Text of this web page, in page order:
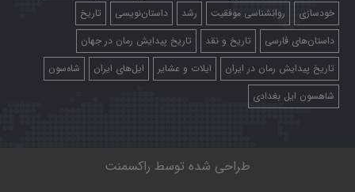
خودسازی
روانشناسی موفقیت رشد داستان‌نویسی
تاریخ
داستان‌های فارسی
تاریخ و نقد
تاریخ پیدایش رمان در جهان
تاریخ پیدایش رمان در ایران
ایلات و عشایر ایل‌های ایران
شاه‌سون
شاهسون ایل بغدادی
طراحی شده توسط راکسمنت